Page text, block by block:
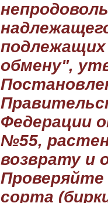
обмену",
Федерации
№55,
возврату и
Проверяйте
сорта